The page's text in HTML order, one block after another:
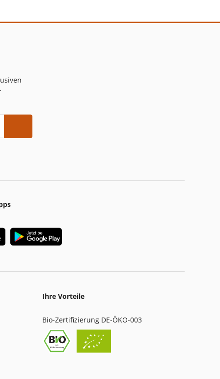
Ihre Vorteile
Bio-Zertifizierung DE-ÖKO-003